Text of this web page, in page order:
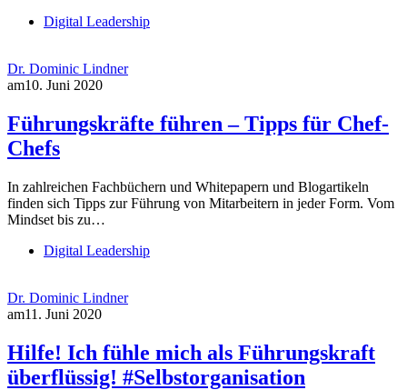
Digital Leadership
Dr. Dominic Lindner
am10. Juni 2020
Führungskräfte führen – Tipps für Chef-
Chefs
In zahlreichen Fachbüchern und Whitepapern und Blogartikeln
finden sich Tipps zur Führung von Mitarbeitern in jeder Form. Vom
Mindset bis zu…
Digital Leadership
Dr. Dominic Lindner
am11. Juni 2020
Hilfe! Ich fühle mich als Führungskraft
überflüssig! #Selbstorganisation